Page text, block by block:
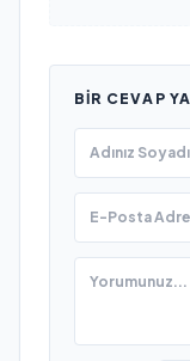
BIR CEVAP